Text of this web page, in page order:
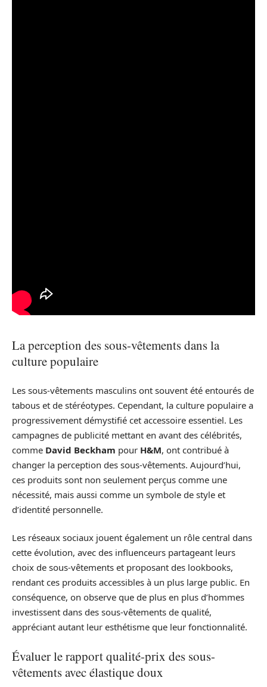
La perception des sous-vêtements dans la
culture populaire
Les sous-vêtements masculins ont souvent été entourés de
tabous et de stéréotypes. Cependant, la culture populaire a
progressivement démystifié cet accessoire essentiel. Les
campagnes de publicité mettant en avant des célébrités,
comme David Beckham pour H&M, ont contribué à
changer la perception des sous-vêtements. Aujourd’hui,
ces produits sont non seulement perçus comme une
nécessité, mais aussi comme un symbole de style et
d’identité personnelle.
Les réseaux sociaux jouent également un rôle central dans
cette évolution, avec des influenceurs partageant leurs
choix de sous-vêtements et proposant des lookbooks,
rendant ces produits accessibles à un plus large public. En
conséquence, on observe que de plus en plus d’hommes
investissent dans des sous-vêtements de qualité,
appréciant autant leur esthétisme que leur fonctionnalité.
Évaluer le rapport qualité-prix des sous-
vêtements avec élastique doux